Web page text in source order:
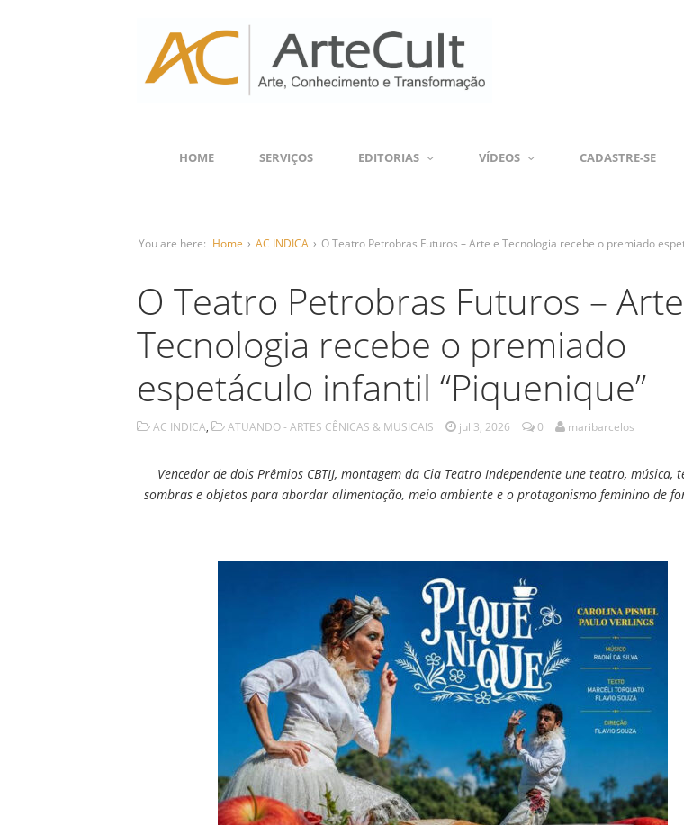
HOME SERVIÇOS EDITORIAS VÍDEOS CADASTRE-SE
You are here: Home › AC INDICA › O Teatro Petrobras Futuros – Arte e Tecnologia recebe o premiado
O Teatro Petrobras Futuros –
Tecnologia recebe o premiado
espetáculo infantil “Piquenique”
AC INDICA, ATUANDO - ARTES CÊNICAS & MUSICAIS jul 3, 2026 0 maribarcelos
Vencedor de dois Prêmios CBTIJ, montagem da Cia Teatro Independente une teatro, música,
sombras e objetos para abordar alimentação, meio ambiente e o protagonismo feminino de